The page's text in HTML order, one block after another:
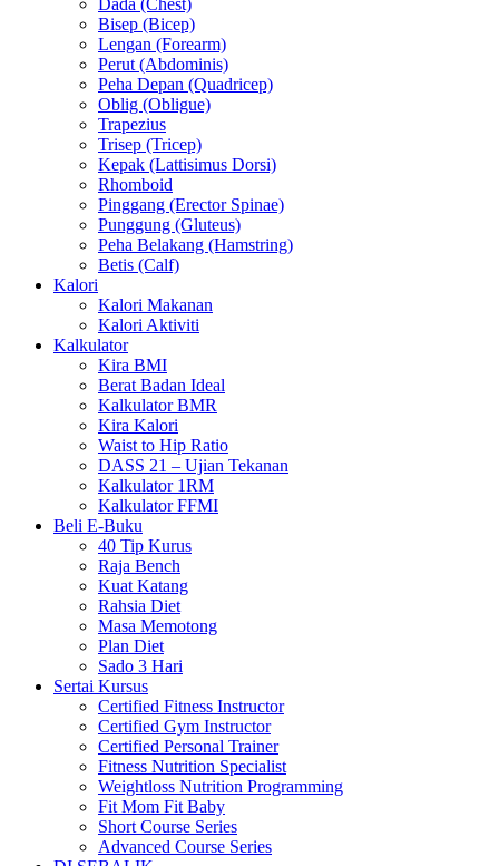
Dada (Chest)
Bisep (Bicep)
Lengan (Forearm)
Perut (Abdominis)
Peha Depan (Quadricep)
Oblig (Obligue)
Trapezius
Trisep (Tricep)
Kepak (Lattisimus Dorsi)
Rhomboid
Pinggang (Erector Spinae)
Punggung (Gluteus)
Peha Belakang (Hamstring)
Betis (Calf)
Kalori
Kalori Makanan
Kalori Aktiviti
Kalkulator
Kira BMI
Berat Badan Ideal
Kalkulator BMR
Kira Kalori
Waist to Hip Ratio
DASS 21 – Ujian Tekanan
Kalkulator 1RM
Kalkulator FFMI
Beli E-Buku
40 Tip Kurus
Raja Bench
Kuat Katang
Rahsia Diet
Masa Memotong
Plan Diet
Sado 3 Hari
Sertai Kursus
Certified Fitness Instructor
Certified Gym Instructor
Certified Personal Trainer
Fitness Nutrition Specialist
Weightloss Nutrition Programming
Fit Mom Fit Baby
Short Course Series
Advanced Course Series